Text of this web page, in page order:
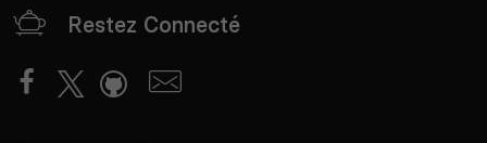
Restez Connecté